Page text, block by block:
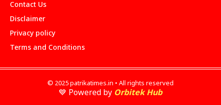
Contact Us
Disclaimer
Privacy policy
Terms and Conditions
© 2025 patrikatimes.in • All rights reserved
💙 Powered by Orbitek Hub